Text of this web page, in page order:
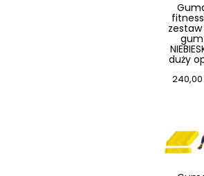
zestaw
gum
duży
240,00